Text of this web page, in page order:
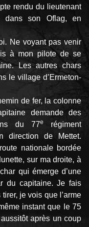
rendu du lieutenant
dans son Oflag, en
Ne voyant pas venir
à mon pilote de se
Les autres chars
le village d’Ermeton-
de fer, la colonne
demande des
du 77e
régiment
direction de Mettet.
nationale bordée
sur ma droite, à
qui émerge d’une
du capitaine. Je fais
je vois que l’arme
instant que le 75
après un coup